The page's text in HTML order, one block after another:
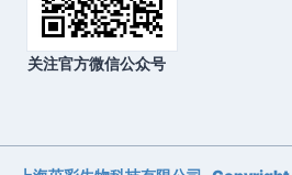
关注官方微信公众号